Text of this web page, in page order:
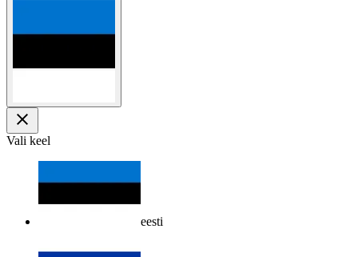
Vali keel
eesti